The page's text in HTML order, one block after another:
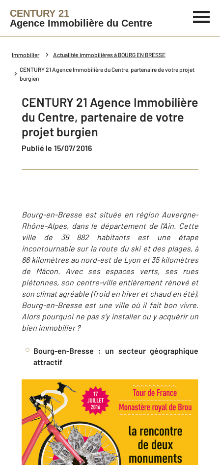
CENTURY 21
Agence Immobilière du Centre
Immobilier Actualités immobilières à BOURG EN BRESSE
CENTURY 21 Agence Immobilière du Centre, partenaire de votre projet
burgien
CENTURY 21 Agence Immobilière
du Centre, partenaire de votre
projet burgien
Publié le 15/07/2016
Bourg-en-Bresse est située en région Auvergne-
Rhône-Alpes, dans le département de l’Ain. Cette
ville de 39 882 habitants est une étape
incontournable sur la route du ski et des plages, à
66 kilomètres au nord-est de Lyon et 35 kilomètres
de Mâcon. Avec ses espaces verts, ses rues
piétonnes, son centre-ville entièrement rénové et
son climat agréable (froid en hiver et chaud en été),
Bourg-en-Bresse est une ville où il fait bon vivre.
Alors pourquoi ne pas s’y installer ou y acquérir un
bien immobilier ?
Bourg-en-Bresse : un secteur géographique
attractif